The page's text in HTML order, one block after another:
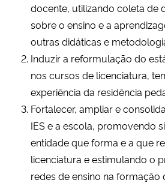
docente, utilizando coleta de
sobre o ensino e a
outras didáticas e
Induzir a reformulação do
nos cursos de licenciatura,
experiência da residência
Fortalecer, ampliar e
IES e a escola, promovendo
entidade que forma e a que
licenciatura e estimulando o
redes de ensino na formação